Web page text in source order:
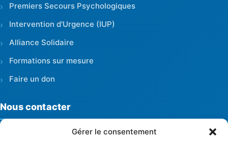
Gérer le consentement
Premiers Secours Psychologiques
Intervention d'Urgence (IUP)
Alliance Solidaire
Formations sur mesure
Faire un don
Nous contacter
Bureau central Maroua